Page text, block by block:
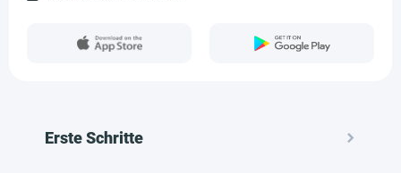
Erste Schritte